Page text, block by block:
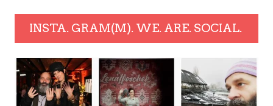
INSTA. GRAM(M). WE. ARE. SOCIAL.